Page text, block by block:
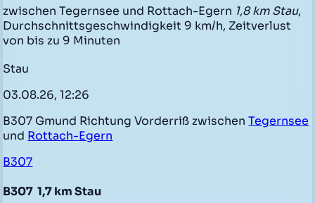
zwischen Tegernsee und Rottach-Egern 1,8 km Stau,
Durchschnittsgeschwindigkeit 9 km/h, Zeitverlust
von bis zu 9 Minuten
Stau
03.08.26, 12:26
B307 Gmund Richtung Vorderriß zwischenTegernsee
und Rottach-Egern
B307
B307 1,7 km Stau